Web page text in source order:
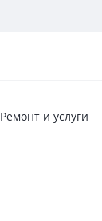
Ремонт и услуги